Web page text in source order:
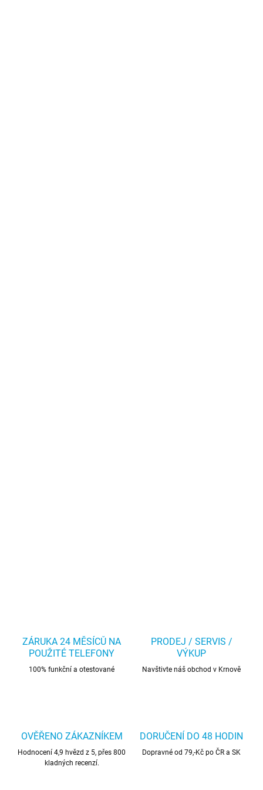
ZÁRUKA 24 MĚSÍCŮ NA
POUŽITÉ TELEFONY
100% funkční a otestované
PRODEJ / SERVIS /
VÝKUP
Navštivte náš obchod v Krnově
OVĚŘENO ZÁKAZNÍKEM
Hodnocení 4,9 hvězd z 5, přes 800
kladných recenzí.
DORUČENÍ DO 48 HODIN
Dopravné od 79,-Kč po ČR a SK